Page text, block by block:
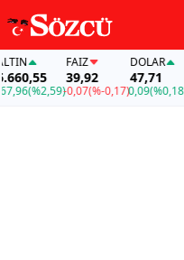
(%2,59)
FAİZ
39,92
-0,07(%-0,17)
DOLAR
47,71
0,09(%0,18)